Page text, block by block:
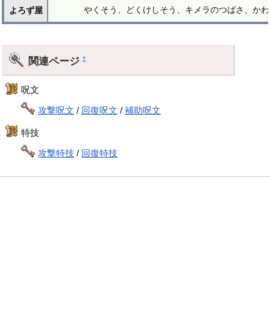
よろず屋 やくそう、どくけしそう、キメラのつばさ、か
関連ページ†
呪文
攻撃呪文 / 回復呪文 /補助呪文
特技
攻撃特技 / 回復特技